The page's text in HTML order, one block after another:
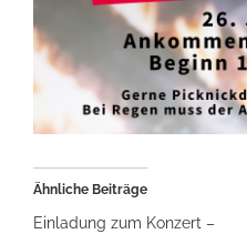
Ähnliche Beiträge
Einladung zum Konzert –